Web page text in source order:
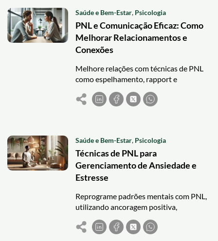
Saúde e Bem-Estar, Psicologia
PNL e Comunicação Eficaz: Como
Melhorar Relacionamentos e
Conexões
Melhore relações com técnicas de PNL
como espelhamento, rapport e
perguntas poderosas, criando
interações mais empáticas e eficazes. ​
Saúde e Bem-Estar, Psicologia
Técnicas de PNL para
Gerenciamento de Ansiedade e
Estresse
Reprograme padrões mentais com PNL,
utilizando ancoragem positiva,
visualização e técnicas de dissociação
para reduzir o estresse e promover